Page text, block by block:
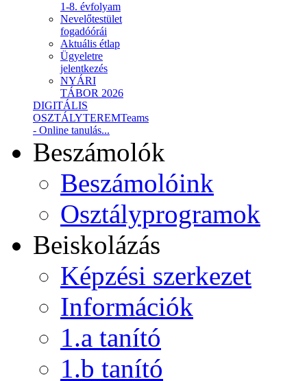
1-8. évfolyam
Nevelőtestület
fogadóórái
Aktuális étlap
Ügyeletre
jelentkezés
NYÁRI
TÁBOR 2026
DIGITÁLIS
OSZTÁLYTEREMTeams
- Online tanulás...
Beszámolók
Beszámolóink
Osztályprogramok
Beiskolázás
Képzési szerkezet
Információk
1.a tanító
1.b tanító